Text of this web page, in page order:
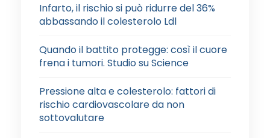
Infarto, il rischio si può ridurre del 36%
abbassando il colesterolo Ldl
Quando il battito protegge: così il cuore
frena i tumori. Studio su Science
Pressione alta e colesterolo: fattori di
rischio cardiovascolare da non
sottovalutare